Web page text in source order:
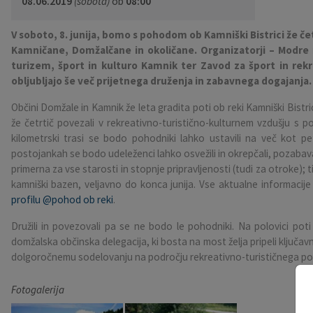
V soboto, 8. junija, bomo s pohodom ob Kamniški Bistrici že
Kamničane, Domžalčane in okoličane. Organizatorji –
turizem, šport in kulturo Kamnik ter Zavod za šport in
obljubljajo še več prijetnega druženja in zabavnega dogajanja.
Občini Domžale in Kamnik že leta gradita poti ob reki Kamniški
že četrtič povezali v rekreativno-turistično-kulturnem vzdušju s
kilometrski trasi se bodo pohodniki lahko ustavili na več kot
postojankah se bodo udeleženci lahko osvežili in okrepčali,
primerna za vse starosti in stopnje pripravljenosti (tudi za otroke);
kamniški bazen, veljavno do konca junija. Vse aktualne
profilu @pohod ob reki.
Družili in povezovali pa se ne bodo le pohodniki. Na polovici
domžalska občinska delegacija, ki bosta na most želja pripeli
dolgoročnemu sodelovanju na področju rekreativno-turističnega
Fotogalerija
Fotogalerija
Mestna občina Ljubljana
Krajevne skupnosti
Državni organi
Svet za preventivo in vzgojo v cestnem prometu
Katalog informacij javnega značaja
Uradne ure
Zaščita in reševanje
Zapuščene živali
Oskrba s plinom
Bilteni
Glasilo Slamnik
Občinski predpisi
Uradni vestnik
Proračun Občine
E-obvestila Občine
Lokalne volitve